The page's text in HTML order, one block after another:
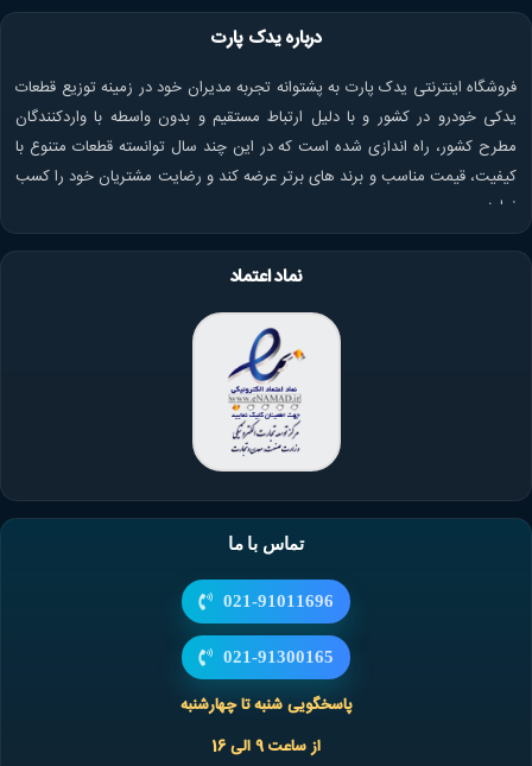
درباره یدک پارت
فروشگاه اینترنتی یدک پارت به پشتوانه تجربه مدیران خود در زمینه توزیع قطعات
یدکی خودرو در کشور و با دلیل ارتباط مستقیم و بدون واسطه با واردکنندگان
مطرح کشور، راه اندازی شده است که در این چند سال توانسته قطعات متنوع با
کیفیت، قیمت مناسب و برند های برتر عرضه کند و رضایت مشتریان خود را کسب
نماید.
نماد اعتماد
تماس با ما
021-91011696
021-91300165
پاسخگویی شنبه تا چهارشنبه
از ساعت 9 الی 16